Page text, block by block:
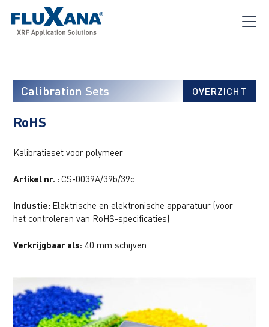
Calibration Sets OVERZICHT
RoHS
Kalibratieset voor polymeer
Artikel nr. :CS-0039A/39b/39c
Industie: Elektrische en elektronische apparatuur (voor
het controleren van RoHS-specificaties)
Verkrijgbaar als: 40 mm schijven